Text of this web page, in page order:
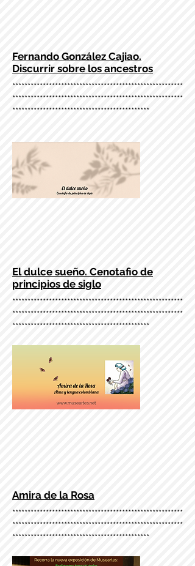
Fernando González Cajiao.
Discurrir sobre los ancestros
********************************************************
********************************************************
*********************************************
El dulce sueño. Cenotafio de
principios de siglo
********************************************************
********************************************************
*********************************************
Amira de la Rosa
********************************************************
********************************************************
*********************************************